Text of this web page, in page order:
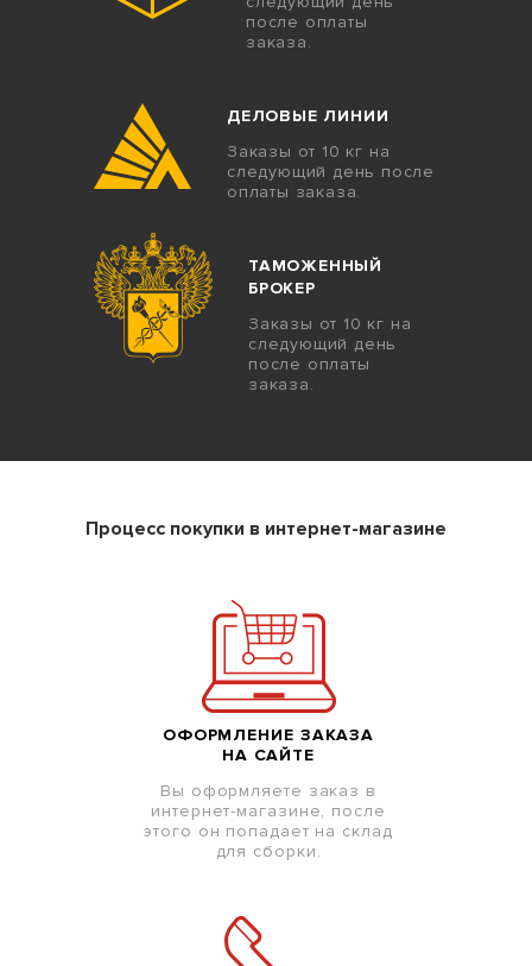
после оплаты
заказа.
ДЕЛОВЫЕ ЛИНИИ
Заказы от 10 кг на
следующий день после
оплаты заказа.
ТАМОЖЕННЫЙ
БРОКЕР
Заказы от 10 кг на
следующий день
после оплаты
заказа.
Процесс покупки в интернет-магазине
ОФОРМЛЕНИЕ ЗАКАЗА
НА САЙТЕ
Вы оформляете заказ в
интернет-магазине, после
этого он попадает на склад
для сборки.